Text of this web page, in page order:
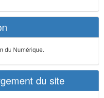
du Numérique.
du site